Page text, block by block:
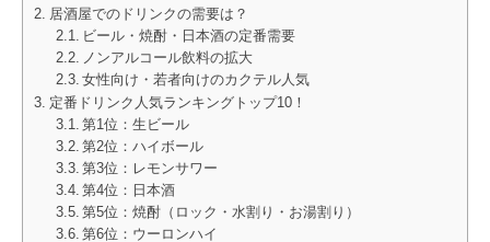
居酒屋でのドリンクの需要は？
ビール・焼酎・日本酒の定番需要
ノンアルコール飲料の拡大
女性向け・若者向けのカクテル人気
定番ドリンク人気ランキングトップ10！
第1位：生ビール
第2位：ハイボール
第3位：レモンサワー
第4位：日本酒
第5位：焼酎（ロック・水割り・お湯割り）
第6位：ウーロンハイ